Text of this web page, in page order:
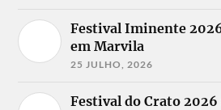
Festival Iminente
em Marvila
25 JULHO, 2026
Festival do Crato